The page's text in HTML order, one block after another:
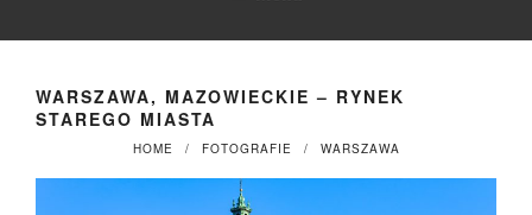
WARSZAWA, MAZOWIECKIE – RYNEK
STAREGO MIASTA
HOME FOTOGRAFIE WARSZAWA